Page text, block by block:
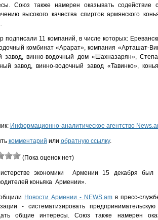
Союз также намерен оказывать содействие
высокого качества спиртов армянского
подписали 11 компаний, в числе которых:
комбинат «Арарат», компания «Арташат-
завод, винно-водочный дом «Шахназарян»,
завод, винно-водочный завод «Тавинко»,
Информационно-аналитическое агентство
комментарий или обратную ссылку.
(Пока оценок нет)
экономики Армении 15 декабря
коньяка Армении».
Новости Армении - NEWS.amв пресс-
- систематизировать
общие интересы. Союз также намерен